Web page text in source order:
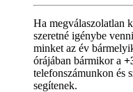
Ha megválaszolatlan
szeretné igénybe
minket az év
órájában bármikor a
telefonszámunkon és
segítenek.